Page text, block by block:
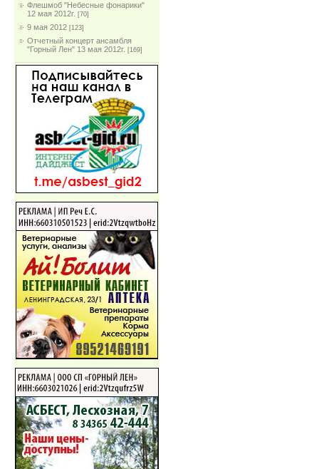
Флешмоб "Небесные фонарики"
12 мая 2012г. [70]
9 мая 2012 [123]
Отчетный концерт ансамбля
"Горный Лен" 13 мая 2012г. [169]